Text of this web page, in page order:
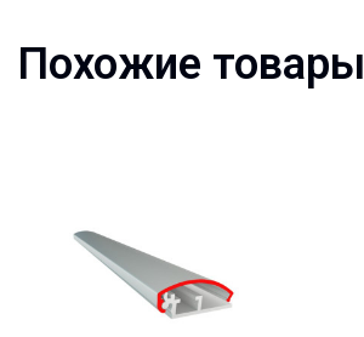
Похожие товары